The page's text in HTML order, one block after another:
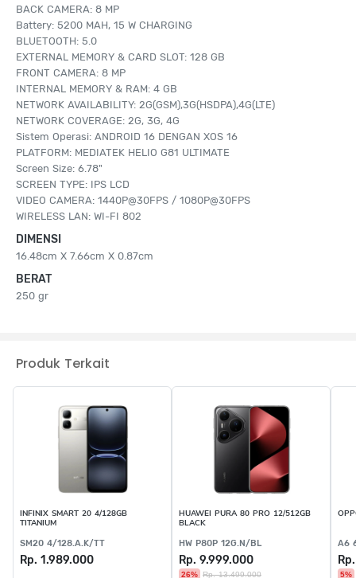
BACK CAMERA: 8 MP
Battery: 5200 MAH, 15 W CHARGING
BLUETOOTH: 5.0
EXTERNAL MEMORY & CARD SLOT: 128 GB
FRONT CAMERA: 8 MP
INTERNAL MEMORY & RAM: 4 GB
NETWORK AVAILABILITY: 2G(GSM),3G(HSDPA),4G(LTE)
NETWORK COVERAGE: 2G, 3G, 4G
Sistem Operasi: ANDROID 16 DENGAN XOS 16
PLATFORM: MEDIATEK HELIO G81 ULTIMATE
Screen Size: 6.78"
SCREEN TYPE: IPS LCD
VIDEO CAMERA: 1440P@30FPS / 1080P@30FPS
WIRELESS LAN: WI-FI 802
DIMENSI
16.48cm X 7.66cm X 0.87cm
BERAT
250 gr
Produk Terkait
INFINIX SMART 20 4/128GB
TITANIUM
SM20 4/128.A.K/TT
Rp. 1.989.000
HUAWEI PURA 80 PRO 12/512GB
BLACK
HW P80P 12G.N/BL
Rp. 9.999.000
26% Rp. 13.499.000
A6
5%